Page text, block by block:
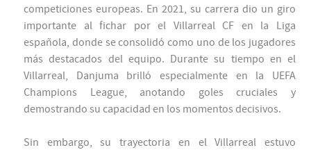
competiciones europeas. En 2021, su carrera dio un giro
importante al fichar por el Villarreal CF en la Liga
española, donde se consolidó como uno de los jugadores
más destacados del equipo. Durante su tiempo en el
Villarreal, Danjuma brilló especialmente en la UEFA
Champions League, anotando goles cruciales y
demostrando su capacidad en los momentos decisivos.
Sin embargo, su trayectoria en el Villarreal estuvo